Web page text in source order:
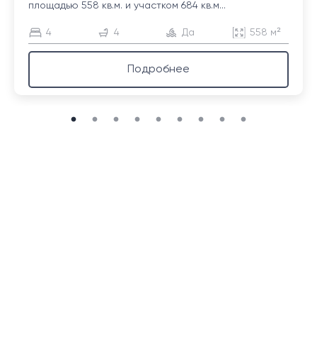
площадью 558 кв.м. и участком 684 кв.м...
4 4 Да 558 м²
Подробнее